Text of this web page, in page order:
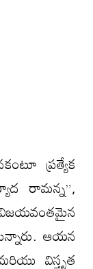
ప్రత్యేక
రామన్న”,
ఆయన
విస్తృత